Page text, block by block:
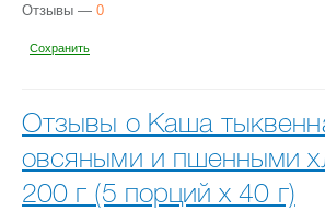
Отзывы — 0
Сохранить
Отзывы о Каша
овсяными и пшенными
200 г (5 порций х 40 г)